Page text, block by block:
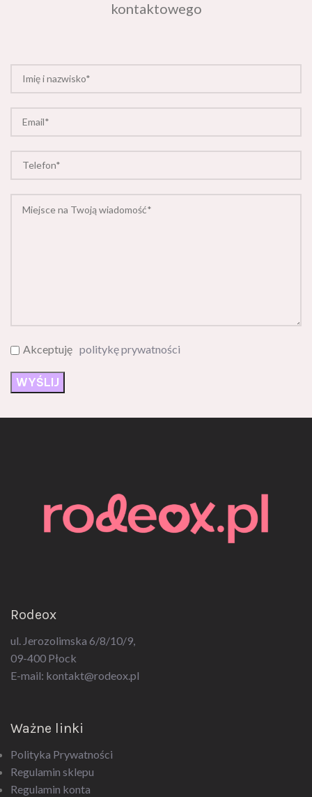
ul. Jerozolimska 6/8/10/9,
09-400 Płock
E-mail: kontakt@rodeox.pl
Polityka Prywatności
Regulamin sklepu
Regulamin konta
Regulamin newsletter